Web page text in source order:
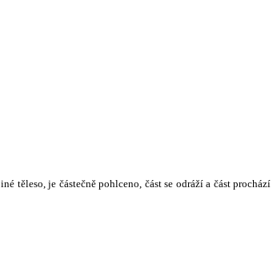
těleso, je částečně pohlceno, část se odráží a část prochází